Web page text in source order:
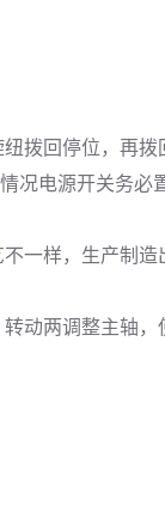
拨回停位，再拨
况电源开关务必
一样，生产制
动两调整主轴，